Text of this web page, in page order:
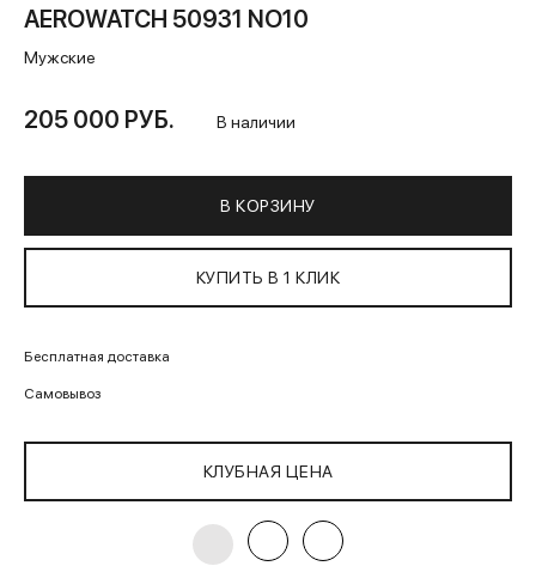
AEROWATCH 50931 NO10
Мужские
205 000 РУБ. В наличии
В КОРЗИНУ
КУПИТЬ В 1 КЛИК
Бесплатная доставка
Самовывоз
КЛУБНАЯ ЦЕНА